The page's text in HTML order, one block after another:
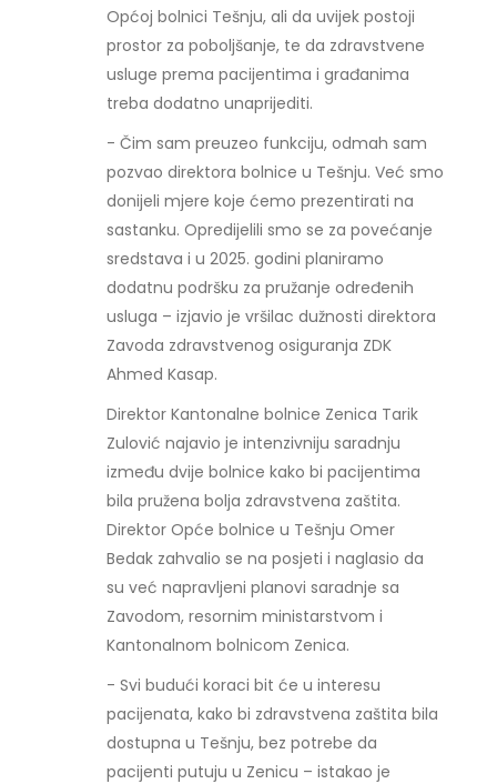
Općoj bolnici Tešnju, ali da uvijek postoji
prostor za poboljšanje, te da zdravstvene
usluge prema pacijentima i građanima
treba dodatno unaprijediti.
- Čim sam preuzeo funkciju, odmah sam
pozvao direktora bolnice u Tešnju. Već smo
donijeli mjere koje ćemo prezentirati na
sastanku. Opredijelili smo se za povećanje
sredstava i u 2025. godini planiramo
dodatnu podršku za pružanje određenih
usluga – izjavio je vršilac dužnosti direktora
Zavoda zdravstvenog osiguranja ZDK
Ahmed Kasap.
Direktor Kantonalne bolnice Zenica Tarik
Zulović najavio je intenzivniju saradnju
između dvije bolnice kako bi pacijentima
bila pružena bolja zdravstvena zaštita.
Direktor Opće bolnice u Tešnju Omer
Bedak zahvalio se na posjeti i naglasio da
su već napravljeni planovi saradnje sa
Zavodom, resornim ministarstvom i
Kantonalnom bolnicom Zenica.
- Svi budući koraci bit će u interesu
pacijenata, kako bi zdravstvena zaštita bila
dostupna u Tešnju, bez potrebe da
pacijenti putuju u Zenicu – istakao je